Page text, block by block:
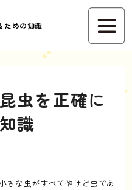
ための知識
虫を正確に
識
さな虫がすべてやけど虫であ